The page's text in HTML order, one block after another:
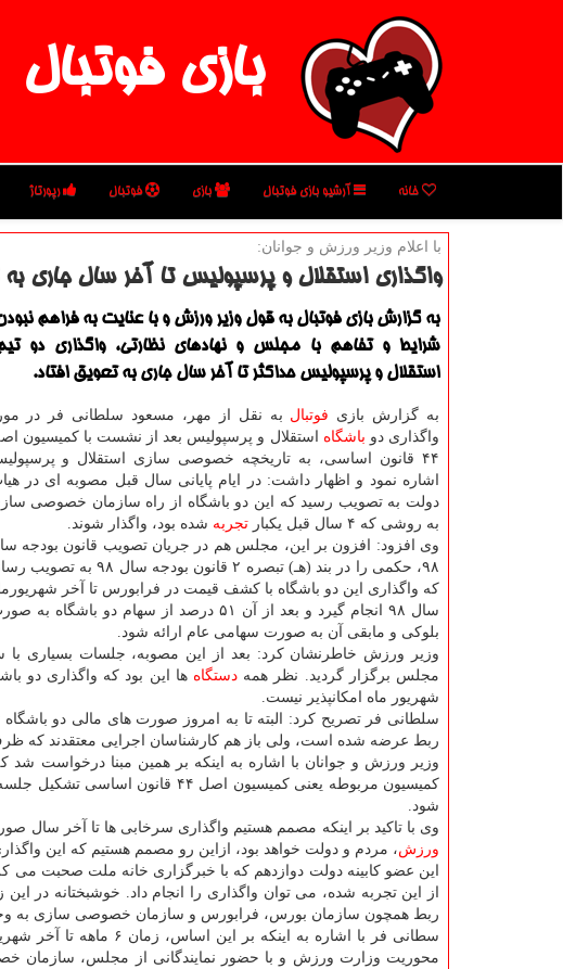
بازی فوتبال
خانه آرشیو بازی فوتبال بازی فوتبال رپورتاژ
با اعلام وزیر ورزش و جوانان:
واگذاری استقلال و پرسپولیس تا آخر سال جاری
به گزارش بازی فوتبال به قول وزیر ورزش و با عنایت به فراهم
شرایط و تفاهم با مجلس و نهادهای نظارتی، واگذاری دو
استقلال و پرسپولیس حداكثر تا آخر سال جاری به تعویق افتاد.
به گزارش بازی فوتبال به نقل از مهر، مسعود سلطانی فر در
واگذاری دو باشگاه استقلال و پرسپولیس بعد از نشست با كمیسیون
۴۴ قانون اساسی، به تاریخچه خصوصی سازی استقلال و
اشاره نمود و اظهار داشت: در ایام پایانی سال قبل مصوبه ای در
دولت به تصویب رسید كه این دو باشگاه از راه سازمان خصوصی
به روشی كه ۴ سال قبل یكبار
تجربه شده بود، واگذار شوند.
وی افزود: افزون بر این، مجلس هم در جریان تصویب قانون بودجه
۹۸، حكمی را در بند (هـ) تبصره ۲ قانون بودجه سال ۹۸ به
كه واگذاری این دو باشگاه با كشف قیمت در فرابورس تا آخر
سال ۹۸ انجام گیرد و بعد از آن ۵۱ درصد از سهام دو باشگاه به
بلوكی و مابقی آن به صورت سهامی عام ارائه شود.
وزیر ورزش خاطرنشان كرد: بعد از این مصوبه، جلسات
مجلس برگزار گردید. نظر همه دستگاه
شهریور ماه امكانپذیر نیست.
سلطانی فر تصریح كرد: البته تا به امروز صورت های مالی دو
ربط عرضه شده است، ولی باز هم كارشناسان اجرایی معتقدند كه ظرف مدت ۶ ماه مهلت قانونی این امكان واگذاری
وزیر ورزش و جوانان با اشاره به اینكه بر همین مبنا درخواست
كمیسیون مربوطه یعنی كمیسیون اصل
شود.
وی با تاكید بر اینكه مصمم هستیم واگذاری سرخابی ها تا آخر سال
ورزش، مردم و دولت خواهد بود، ازاین رو مصمم هستیم كه این
این عضو كابینه دولت دوازدهم كه با خبرگزاری خانه ملت صحبت می
از این تجربه شده، می توان واگذاری را انجام داد. خوشبختانه در
ربط همچون سازمان بورس، فرابورس و سازمان خصوصی سازی به
سطانی فر با اشاره به
محوریت وزارت ورزش و با حضور نمایندگانی از مجلس، سازمان